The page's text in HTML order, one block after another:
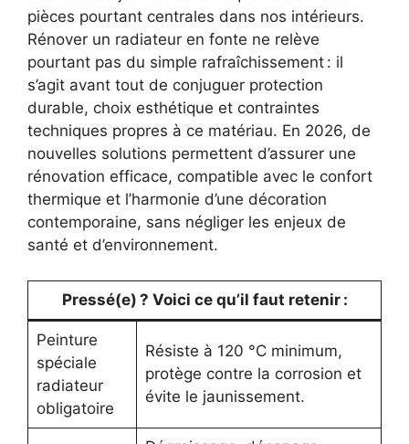
pièces pourtant centrales dans nos intérieurs.
Rénover un radiateur en fonte ne relève
pourtant pas du simple rafraîchissement : il
s’agit avant tout de conjuguer protection
durable, choix esthétique et contraintes
techniques propres à ce matériau. En 2026, de
nouvelles solutions permettent d’assurer une
rénovation efficace, compatible avec le confort
thermique et l’harmonie d’une décoration
contemporaine, sans négliger les enjeux de
santé et d’environnement.
Pressé(e) ? Voici ce qu’il faut retenir :
Peinture
spéciale
radiateur
obligatoire
Résiste à 120 °C minimum,
protège contre la corrosion et
évite le jaunissement.